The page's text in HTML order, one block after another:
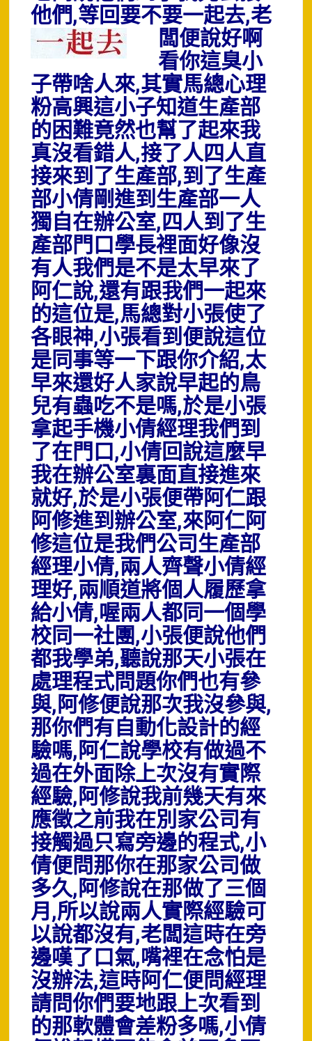
他們,等回要不要一起去,老
闆便說好啊
看你這臭小
子帶啥人來,其實馬總心理
粉高興這小子知道生產部
的困難竟然也幫了起來我
真沒看錯人,接了人四人直
接來到了生產部,到了生產
部小倩剛進到生產部一人
獨自在辦公室,四人到了生
產部門口學長裡面好像沒
有人我們是不是太早來了
阿仁說,還有跟我們一起來
的這位是,馬總對小張使了
各眼神,小張看到便說這位
是同事等一下跟你介紹,太
早來還好人家說早起的鳥
兒有蟲吃不是嗎,於是小張
拿起手機小倩經理我們到
了在門口,小倩回說這麼早
我在辦公室裏面直接進來
就好,於是小張便帶阿仁跟
阿修進到辦公室,來阿仁阿
修這位是我們公司生產部
經理小倩,兩人齊聲小倩經
理好,兩順道將個人履歷拿
給小倩,喔兩人都同一個學
校同一社團,小張便說他們
都我學弟,聽說那天小張在
處理程式問題你們也有參
與,阿修便說那次我沒參與,
那你們有自動化設計的經
驗嗎,阿仁說學校有做過不
過在外面除上次沒有實際
經驗,阿修說我前幾天有來
應徵之前我在別家公司有
接觸過只寫旁邊的程式,小
倩便問那你在那家公司做
多久,阿修說在那做了三個
月,所以說兩人實際經驗可
以說都沒有,老闆這時在旁
邊嘆了口氣,嘴裡在念怕是
沒辦法,這時阿仁便問經理
請問你們要地跟上次看到
的那軟體會差粉多嗎,小倩